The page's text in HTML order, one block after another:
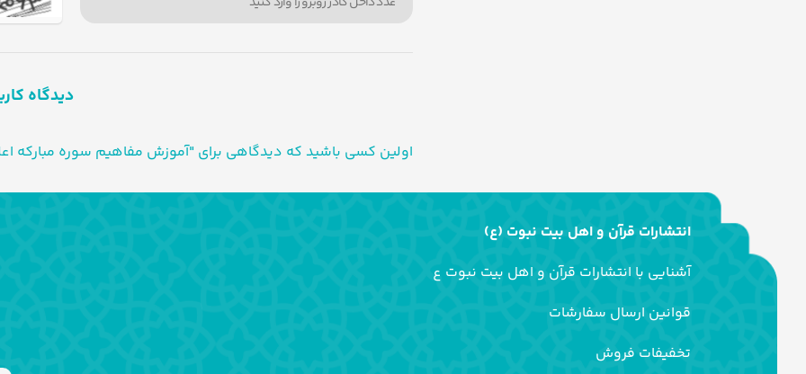
دیدگاه
اولین کسی باشید که دیدگاهی برای "آموزش مفاهیم سوره مبارکه
انتشارات قرآن و اهل بیت نبوت (ع)
آشنایی با انتشارات قرآن و اهل بیت نبوت ع
قوانین ارسال سفارشات
تخفیفات فروش